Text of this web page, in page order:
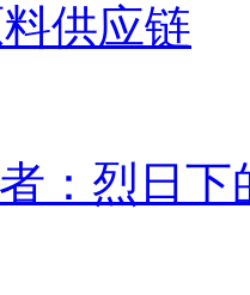
供应链
：烈日下